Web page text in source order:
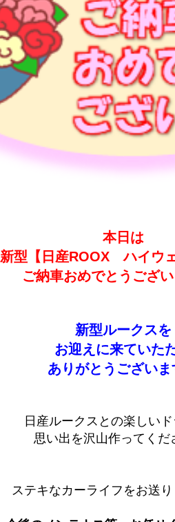
本日は
新型【日産ROOX ハイウ
ご納車おめでとうござ
新型ルークスを
お迎えに来ていた
ありがとうござい
日産ルークスとの楽しい
思い出を沢山作ってくだ
ステキなカーライフをお送